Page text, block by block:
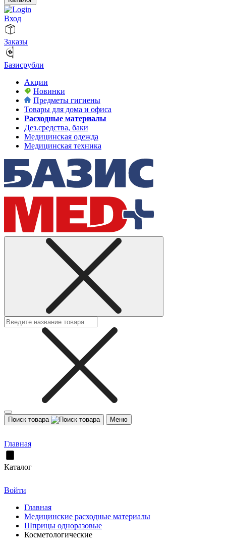
Вход
Заказы
Базисрубли
Акции
Новинки
Предметы гигиены
Товары для дома и офиса
Расходные материалы
Дез.средства, баки
Медицинская одежда
Медицинская техника
Поиск товара Меню
Главная
Каталог
Войти
Главная
Медицинские расходные материалы
Шприцы одноразовые
Косметологические